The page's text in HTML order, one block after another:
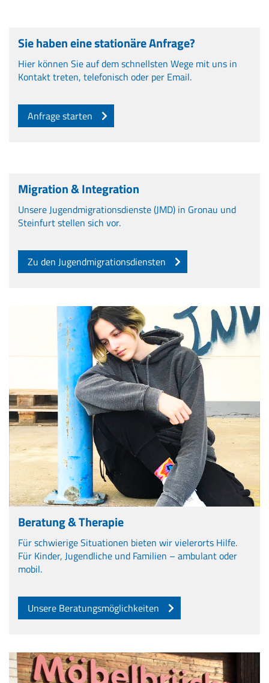
Sie haben eine stationäre Anfrage?
Hier können Sie auf dem schnellsten Wege mit uns in
Kontakt treten, telefonisch oder per Email.
Anfrage starten
Migration & Integration
Unsere Jugendmigrationsdienste (JMD) in Gronau und
Steinfurt stellen sich vor.
Zu den Jugendmigrationsdiensten
Beratung & Therapie
Für schwierige Situationen bieten wir vielerorts Hilfe.
Für Kinder, Jugendliche und Familien – ambulant oder
mobil.
Unsere Beratungsmöglichkeiten